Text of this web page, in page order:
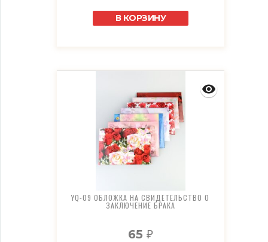
В КОРЗИНУ
YQ-09 ОБЛОЖКА НА СВИДЕТЕЛЬСТВО О
ЗАКЛЮЧЕНИЕ БРАКА
65 ₽